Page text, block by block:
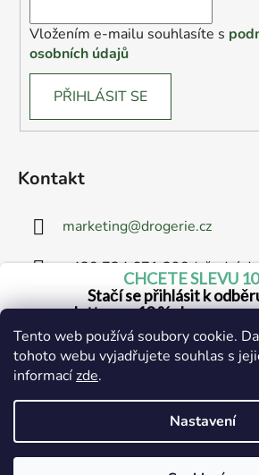
Tento web používá soubory cookie.
tohoto webu vyjadřujete souhlas s
informacízde.
Nastavení
Vložením e-mailu souhlasíte s
osobních údajů
PŘIHLÁSIT SE
Kontakt
marketing@drogerie.cz
+420 734 671 390 (všední
Vytvořil
Drogerie.cz.
CHCETE SLEVU
Stačí se přihlásit k
newsletteru a 10 % sleva na
Zásady zpracování osobních